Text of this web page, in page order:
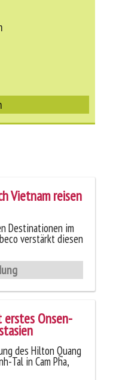
Vietnam reisen
Destinationen im
verstärkt diesen
Onsen-
des Hilton Quang
Tal in Cam Pha,